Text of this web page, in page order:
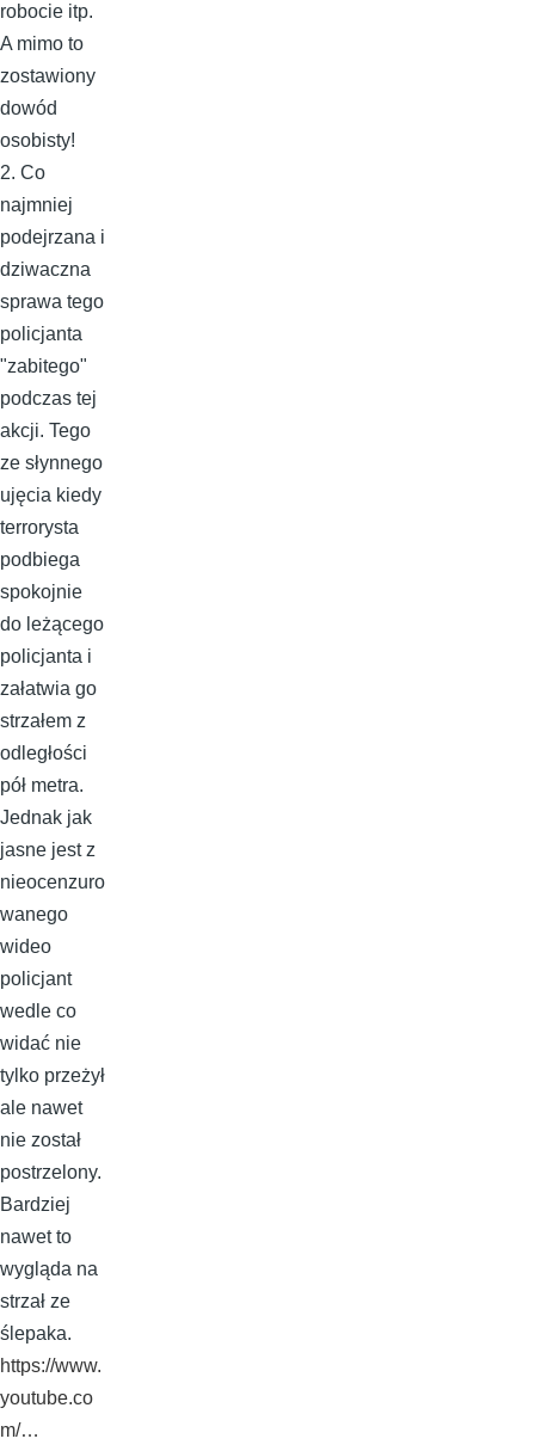
robocie itp.
A mimo to
zostawiony
dowód
osobisty!
2. Co
najmniej
podejrzana i
dziwaczna
sprawa tego
policjanta
"zabitego"
podczas tej
akcji. Tego
ze słynnego
ujęcia kiedy
terrorysta
podbiega
spokojnie
do leżącego
policjanta i
załatwia go
strzałem z
odległości
pół metra.
Jednak jak
jasne jest z
nieocenzuro
wanego
wideo
policjant
wedle co
widać nie
tylko przeżył
ale nawet
nie został
postrzelony.
Bardziej
nawet to
wygląda na
strzał ze
ślepaka.
https://www.
youtube.co
m/…